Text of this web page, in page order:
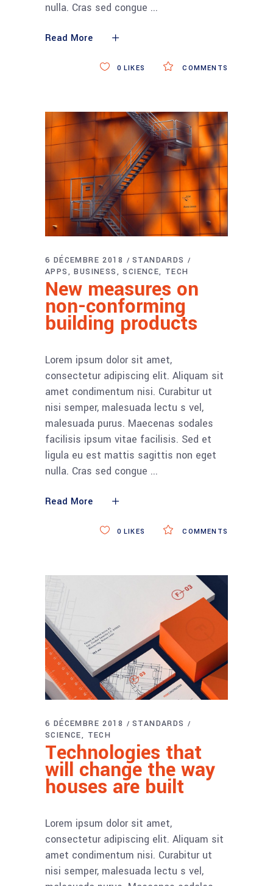
nulla. Cras sed congue
Read More
COMMENTS
0 LIKES
6 DÉCEMBRE 2018
STANDARDS
APPS
BUSINESS SCIENCE TECH
New measures on
non-conforming
building products
Lorem ipsum dolor sit amet,
consectetur adipiscing elit. Aliquam sit
amet condimentum nisi. Curabitur ut
nisi semper, malesuada lectu s vel,
malesuada purus. Maecenas sodales
facilisis ipsum vitae facilisis. Sed et
ligula eu est mattis sagittis non eget
nulla. Cras sed congue
Read More
COMMENTS
0 LIKES
6 DÉCEMBRE 2018
STANDARDS
SCIENCE
TECH
Technologies that
will change the way
houses are built
Lorem ipsum dolor sit amet,
consectetur adipiscing elit. Aliquam sit
amet condimentum nisi. Curabitur ut
nisi semper, malesuada lectu s vel,